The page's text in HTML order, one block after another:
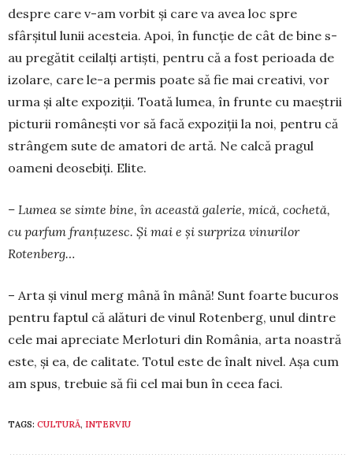
despre care v-am vorbit și care va avea loc spre
sfârșitul lunii acesteia. Apoi, în func­ție de cât de bine s-
au pregătit ceilalți artiști, pentru că a fost perioada de
izolare, care le-a permis poate să fie mai creativi, vor
urma și alte expoziții. Toată lumea, în frunte cu maeștrii
picturii românești vor să facă ex­poziții la noi, pentru că
strângem sute de ama­tori de artă. Ne calcă pragul
oameni deo­sebiți. Elite.
– Lumea se simte bine, în această ga­lerie, mică, co­che­tă,
cu parfum franțu­zesc. Și mai e și sur­priza vi­nu­ri­lor
Rotenberg…
– Arta și vinul merg mâ­nă în mână! Sunt foarte bucu­ros
pentru faptul că alături de vinul Ro­ten­berg, unul dintre
cele mai apre­ciate Merloturi din Ro­mânia, arta noastră
este, și ea, de calitate. To­tul este de înalt nivel. Așa cum
am spus, trebuie să fii cel mai bun în ceea faci.
TAGS: CULTURĂ, INTERVIU